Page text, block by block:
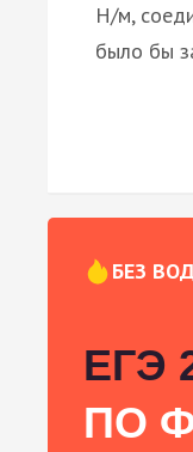
Н/м,
было бы
БЕЗ
ЕГЭ
ПО